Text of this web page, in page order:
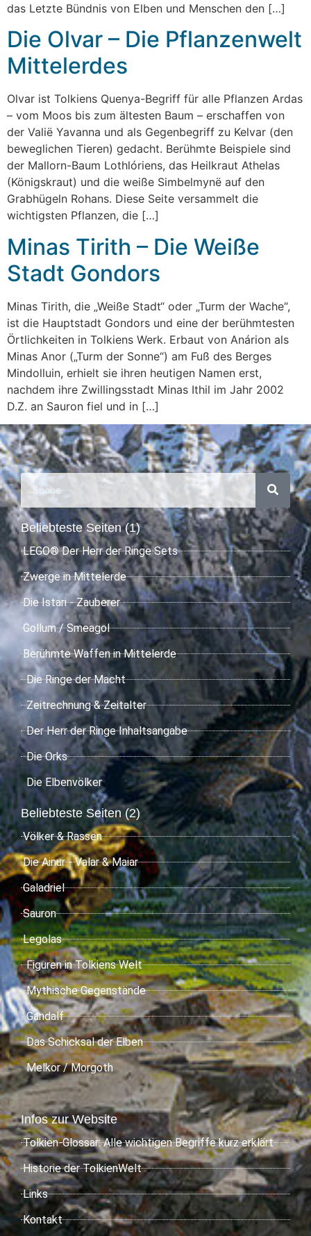
das Letzte Bündnis von Elben und Menschen den […]
Die Olvar – Die Pflanzenwelt
Mittelerdes
Olvar ist Tolkiens Quenya-Begriff für alle Pflanzen Ardas
– vom Moos bis zum ältesten Baum – erschaffen von
der Valië Yavanna und als Gegenbegriff zu Kelvar (den
beweglichen Tieren) gedacht. Berühmte Beispiele sind
der Mallorn-Baum Lothlóriens, das Heilkraut Athelas
(Königskraut) und die weiße Simbelmynë auf den
Grabhügeln Rohans. Diese Seite versammelt die
wichtigsten Pflanzen, die […]
Minas Tirith – Die Weiße
Stadt Gondors
Minas Tirith, die „Weiße Stadt“ oder „Turm der Wache“,
ist die Hauptstadt Gondors und eine der berühmtesten
Örtlichkeiten in Tolkiens Werk. Erbaut von Anárion als
Minas Anor („Turm der Sonne“) am Fuß des Berges
Mindolluin, erhielt sie ihren heutigen Namen erst,
nachdem ihre Zwillingsstadt Minas Ithil im Jahr 2002
D.Z. an Sauron fiel und in […]
Beliebteste Seiten (1)
LEGO® Der Herr der Ringe Sets
Zwerge in Mittelerde
Die Istari - Zauberer
Gollum / Smeagol
Berühmte Waffen in Mittelerde
Die Ringe der Macht
Zeitrechnung & Zeitalter
Der Herr der Ringe Inhaltsangabe
Die Orks
Die Elbenvölker
Beliebteste Seiten (2)
Völker & Rassen
Die Ainur - Valar & Maiar
Galadriel
Sauron
Legolas
Figuren in Tolkiens Welt
Mythische Gegenstände
Gandalf
Das Schicksal der Elben
Melkor / Morgoth
Infos zur Website
Tolkien-Glossar: Alle wichtigen Begriffe kurz erklärt
Historie der TolkienWelt
Links
Kontakt